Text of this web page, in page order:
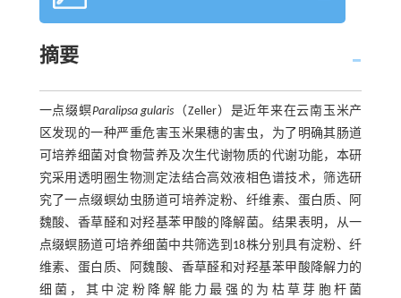
摘要
一点缀螟Paralipsa gularis （Zeller）是近年来在云南玉米产
区发现的一种严重危害玉米果穗的害虫，为了明确其肠道
可培养细菌对食物营养及次生代谢物质的代谢功能，本研
究采用透明圈生物测定法结合高效液相色谱技术，筛选研
究了一点缀螟幼虫肠道可培养淀粉、纤维素、蛋白质、阿
魏酸、香草醛和对羟基苯甲酸的降解菌。结果表明，从一
点缀螟肠道可培养细菌中共筛选到18株分别具有淀粉、纤
维素、蛋白质、阿魏酸、香草醛和对羟基苯甲酸降解力的
细菌，其中淀粉降解能力最强的为枯草芽胞杆菌